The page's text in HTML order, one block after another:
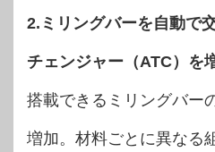
2.ミリングバーを自動で
チェンジャー（ATC）を
搭載できるミリングバー
増加。材料ごとに異なる